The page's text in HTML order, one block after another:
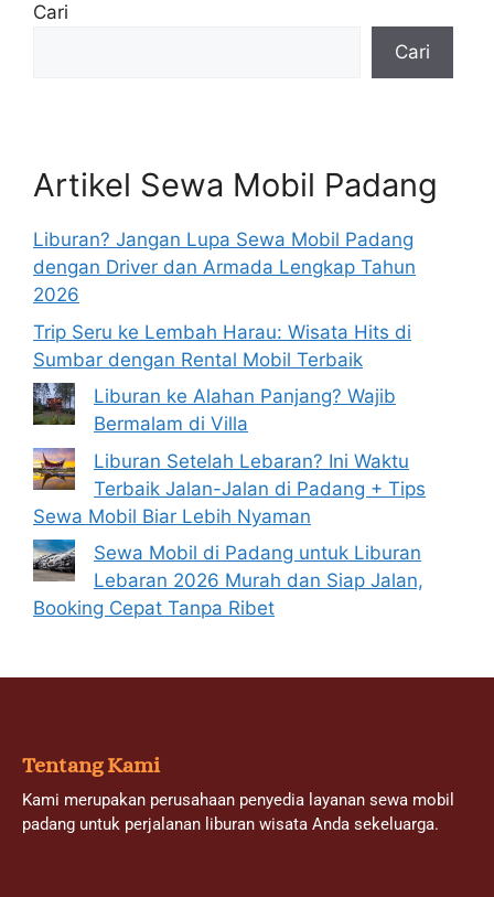
Cari
Cari
Artikel Sewa Mobil Padang
Liburan? Jangan Lupa Sewa Mobil Padang
dengan Driver dan Armada Lengkap Tahun
2026
Trip Seru ke Lembah Harau: Wisata Hits di
Sumbar dengan Rental Mobil Terbaik
Liburan ke Alahan Panjang? Wajib
Bermalam di Villa
Liburan Setelah Lebaran? Ini Waktu
Terbaik Jalan-Jalan di Padang + Tips
Sewa Mobil Biar Lebih Nyaman
Sewa Mobil di Padang untuk Liburan
Lebaran 2026 Murah dan Siap Jalan,
Booking Cepat Tanpa Ribet
Tentang Kami
Kami merupakan perusahaan penyedia layanan sewa mobil
padang untuk perjalanan liburan wisata Anda sekeluarga.